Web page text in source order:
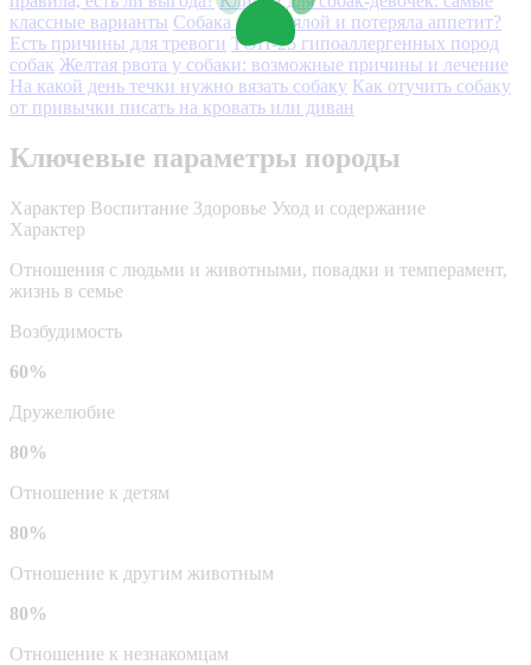
классные варианты Собака стала вялой и потеряла аппетит?
Есть причины для тревоги ТОП-25 гипоаллергенных пород
собак Желтая рвота у собаки: возможные причины и лечение
На какой день течки нужно вязать собаку Как отучить собаку
от привычки писать на кровать или диван
Ключевые параметры породы
Характер Воспитание Здоровье Уход и содержание
Характер
Отношения с людьми и животными, повадки и темперамент,
жизнь в семье
Возбудимость
60%
Дружелюбие
80%
Отношение к детям
80%
Отношение к другим животным
80%
Отношение к незнакомцам